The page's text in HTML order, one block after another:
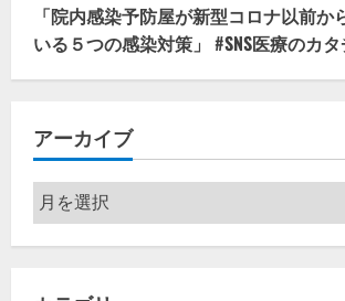
「院内感染予防屋が新型コロナ以前か
いる５つの感染対策」 #SNS医療のカタ
アーカイブ
ア
ー
カ